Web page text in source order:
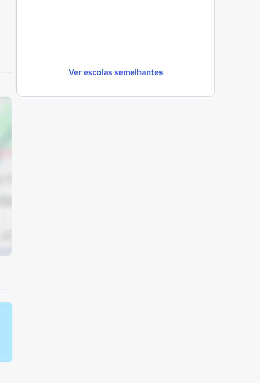
Ver escolas semelhantes